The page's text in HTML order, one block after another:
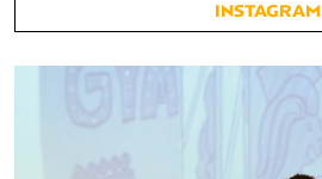
INSTAGRAM